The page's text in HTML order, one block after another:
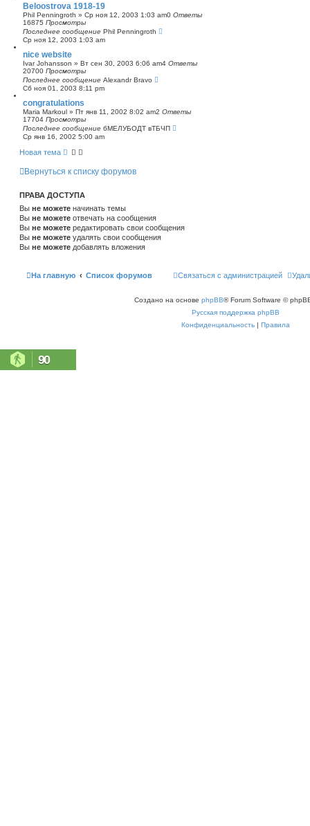
Beloostrova 1918-19
Phil Penningroth » Ср ноя 12, 2003 1:03 am0 Ответы
16875 Просмотры
Последнее сообщение Phil Penningroth
Ср ноя 12, 2003 1:03 am
nice website
Ivar Johansson » Вт сен 30, 2003 6:06 am4 Ответы
20700 Просмотры
Последнее сообщение Alexandr Bravo
Сб ноя 01, 2003 8:11 pm
congratulations
Maria Markoul » Пт янв 11, 2002 8:02 am2 Ответы
17704 Просмотры
Последнее сообщение бМЕЛУБОДТ вТБЧП
Ср янв 16, 2002 5:00 am
Новая тема
Вернуться к списку форумов
ПРАВА ДОСТУПА
Вы не можете начинать темы
Вы не можете отвечать на сообщения
Вы не можете редактировать свои сообщения
Вы не можете удалять свои сообщения
Вы не можете добавлять вложения
На главную Список форумов Связаться с администрацией
Создано на основе phpBB® Forum Software ©
Русская поддержка phpBB
Конфиденциальность | Правила
90